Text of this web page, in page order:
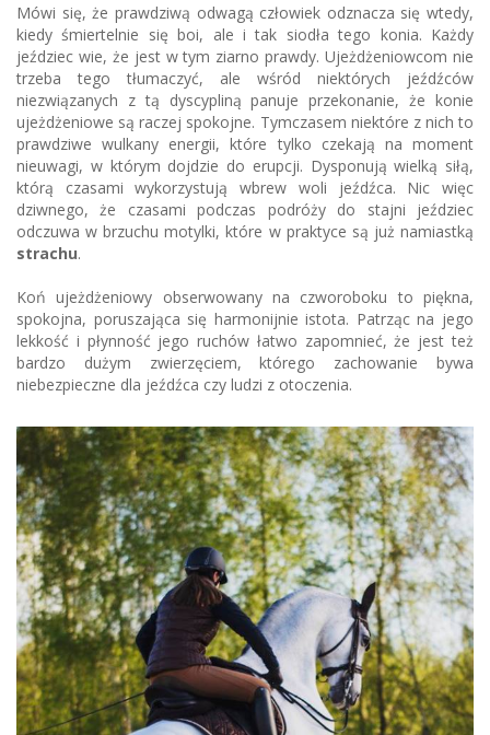
Mówi się, że prawdziwą odwagą człowiek odznacza się wtedy,
kiedy śmiertelnie się boi, ale i tak siodła tego konia. Każdy
jeździec wie, że jest w tym ziarno prawdy. Ujeżdżeniowcom nie
trzeba tego tłumaczyć, ale wśród niektórych jeźdźców
niezwiązanych z tą dyscypliną panuje przekonanie, że konie
ujeżdżeniowe są raczej spokojne. Tymczasem niektóre z nich to
prawdziwe wulkany energii, które tylko czekają na moment
nieuwagi, w którym dojdzie do erupcji. Dysponują wielką siłą,
którą czasami wykorzystują wbrew woli jeźdźca. Nic więc
dziwnego, że czasami podczas podróży do stajni jeździec
odczuwa w brzuchu motylki, które w praktyce są już namiastką
strachu.
Koń ujeżdżeniowy obserwowany na czworoboku to piękna,
spokojna, poruszająca się harmonijnie istota. Patrząc na jego
lekkość i płynność jego ruchów łatwo zapomnieć, że jest też
bardzo dużym zwierzęciem, którego zachowanie bywa
niebezpieczne dla jeźdźca czy ludzi z otoczenia.